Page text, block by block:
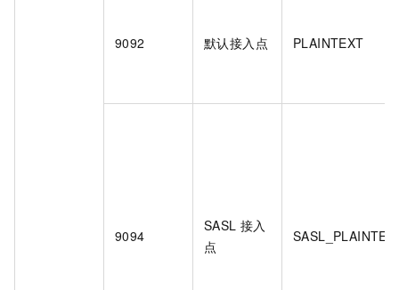
9092 默认接入点 PLAINTEXT
9094
SASL 接入
点